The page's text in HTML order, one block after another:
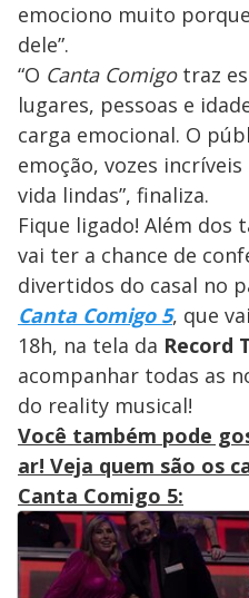
emociono muito
dele”.
“O Canta Comigotraz
lugares, pessoas e
carga emocional. O
emoção, vozes
vida lindas”, finaliza.
Fique ligado! Além dos
vai ter a chance de
divertidos do casal no
Canta Comigo 5, que
18h, na tela da Record
acompanhar todas as
do reality musical!
Você também pode
ar! Veja quem são os
Canta Comigo 5: